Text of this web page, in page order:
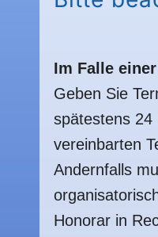
Im Falle
Geben Sie
spätestens 24
vereinbarten
Andernfalls
Honorar in